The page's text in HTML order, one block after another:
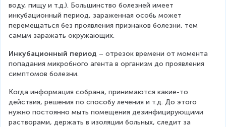
воду, пищу и т.д.). Большинство болезней имеет
инкубационный период, зараженная особь может
перемещаться без проявления признаков болезни, тем
самым заражать окружающих.
Инкубационный период – отрезок времени от момента
попадания микробного агента в организм до проявления
симптомов болезни.
Когда информация собрана, принимаются какие-то
действия, решения по способу лечения и т.д. До этого
нужно постоянно мыть помещения дезинфицирующими
растворами, держать в изоляции больных, следит за